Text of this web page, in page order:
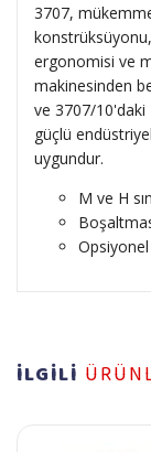
3707,
ergonomisi ve
makinesinden
ve 3707/10'daki
güçlü
uygundur.
M ve H
Opsiyonel
İLGİLİ